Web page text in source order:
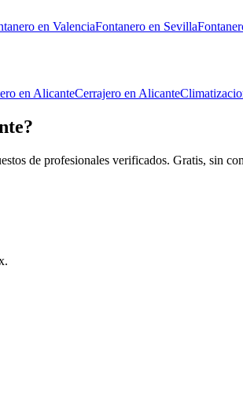
en ValenciaFontanero en Sevilla
en AlicanteCerrajero en Alicante
?
de profesionales verificados. Gratis, sin